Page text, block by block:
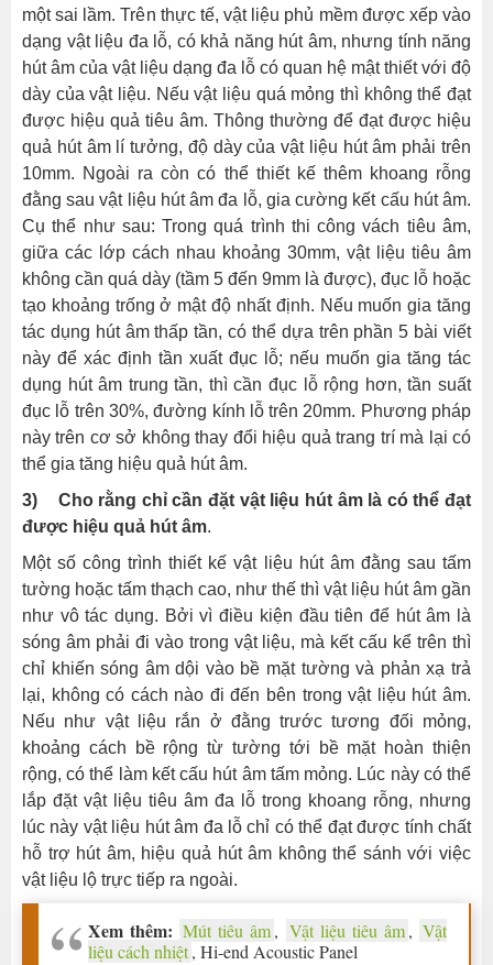
một sai lầm. Trên thực tế, vật liệu phủ mềm được xếp vào
dạng vật liệu đa lỗ, có khả năng hút âm, nhưng tính năng
hút âm của vật liệu dạng đa lỗ có quan hệ mật thiết với độ
dày của vật liệu. Nếu vật liệu quá mỏng thì không thể đạt
được hiệu quả tiêu âm. Thông thường để đạt được hiệu
quả hút âm lí tưởng, độ dày của vật liệu hút âm phải trên
10mm. Ngoài ra còn có thể thiết kế thêm khoang rỗng
đằng sau vật liệu hút âm đa lỗ, gia cường kết cấu hút âm.
Cụ thể như sau: Trong quá trình thi công vách tiêu âm,
giữa các lớp cách nhau khoảng 30mm, vật liệu tiêu âm
không cần quá dày (tầm 5 đến 9mm là được), đục lỗ hoặc
tạo khoảng trống ở mật độ nhất định. Nếu muốn gia tăng
tác dụng hút âm thấp tần, có thể dựa trên phần 5 bài viết
này để xác định tần xuất đục lỗ; nếu muốn gia tăng tác
dụng hút âm trung tần, thì cần đục lỗ rộng hơn, tần suất
đục lỗ trên 30%, đường kính lỗ trên 20mm. Phương pháp
này trên cơ sở không thay đổi hiệu quả trang trí mà lại có
thể gia tăng hiệu quả hút âm.
3) Cho rằng chỉ cần đặt vật liệu hút âm là có thể đạt
được hiệu quả hút âm.
Một số công trình thiết kế vật liệu hút âm đằng sau tấm
tường hoặc tấm thạch cao, như thế thì vật liệu hút âm gần
như vô tác dụng. Bởi vì điều kiện đầu tiên để hút âm là
sóng âm phải đi vào trong vật liệu, mà kết cấu kể trên thì
chỉ khiến sóng âm dội vào bề mặt tường và phản xạ trả
lại, không có cách nào đi đến bên trong vật liệu hút âm.
Nếu như vật liệu rắn ở đằng trước tương đối mỏng,
khoảng cách bề rộng từ tường tới bề mặt hoàn thiện
rộng, có thể làm kết cấu hút âm tấm mỏng. Lúc này có thể
lắp đặt vật liệu tiêu âm đa lỗ trong khoang rỗng, nhưng
lúc này vật liệu hút âm đa lỗ chỉ có thể đạt được tính chất
hỗ trợ hút âm, hiệu quả hút âm không thể sánh với việc
vật liệu lộ trực tiếp ra ngoài.
Xem thêm: Mút tiêu âm, Vật liệu tiêu âm, Vật
liệu cách nhiệt, Hi-end Acoustic Panel